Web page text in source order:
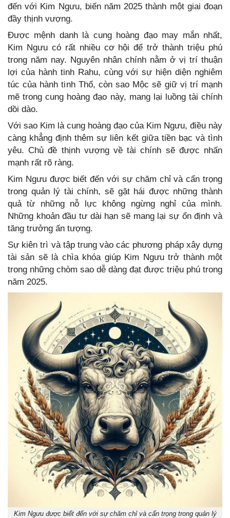
đến với Kim Ngưu, biến năm 2025 thành một giai đoạn
đầy thịnh vượng.
Được mệnh danh là cung hoàng đạo may mắn nhất,
Kim Ngưu có rất nhiều cơ hội để trở thành triệu phú
trong năm nay. Nguyên nhân chính nằm ở vị trí thuận
lợi của hành tinh Rahu, cùng với sự hiện diện nghiêm
túc của hành tinh Thổ, còn sao Mộc sẽ giữ vị trí mạnh
mẽ trong cung hoàng đạo này, mang lại luồng tài chính
dồi dào.
Với sao Kim là cung hoàng đạo của Kim Ngưu, điều này
càng khẳng định thêm sự liên kết giữa tiền bạc và tình
yêu. Chủ đề thịnh vượng về tài chính sẽ được nhấn
mạnh rất rõ ràng.
Kim Ngưu được biết đến với sự chăm chỉ và cẩn trọng
trong quản lý tài chính, sẽ gặt hái được những thành
quả từ những nỗ lực không ngừng nghỉ của mình.
Những khoản đầu tư dài hạn sẽ mang lại sự ổn định và
tăng trưởng ấn tượng.
Sự kiên trì và tập trung vào các phương pháp xây dựng
tài sản sẽ là chìa khóa giúp Kim Ngưu trở thành một
trong những chòm sao dễ dàng đạt được triệu phú trong
năm 2025.
Kim Ngưu được biết đến với sự chăm chỉ và cẩn trọng trong quản lý